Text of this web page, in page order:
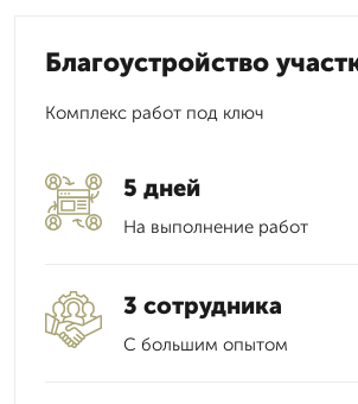
Благоустройство
Комплекс работ под ключ
5 дней
На выполнение работ
3 сотрудника
С большим опытом